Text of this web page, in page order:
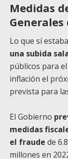
Medidas
Generales
Lo que sí
una subida
públicos para
inflación el
prevista para
El Gobierno
medidas
el fraude de
millones en